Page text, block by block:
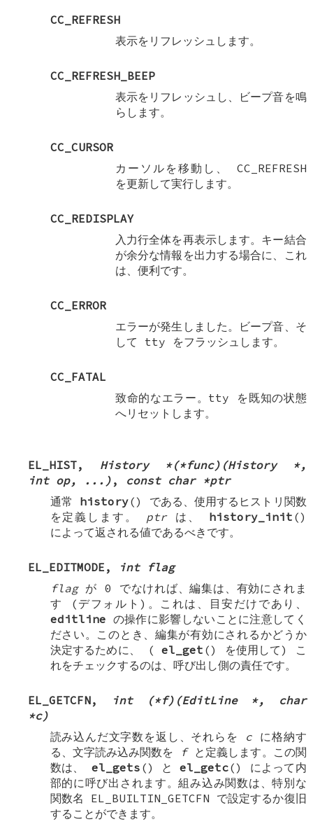
CC_REFRESH
表示をリフレッシュします。
CC_REFRESH_BEEP
表示をリフレッシュし、ビープ音を鳴
らします。
CC_CURSOR
カーソルを移動し、 CC_REFRESH
を更新して実行します。
CC_REDISPLAY
入力行全体を再表示します。キー結合
が余分な情報を出力する場合に、これ
は、便利です。
CC_ERROR
エラーが発生しました。ビープ音、そ
して tty をフラッシュします。
CC_FATAL
致命的なエラー。tty を既知の状態
へリセットします。
EL_HIST, History *(*func)(History *,
int op, ...) , const char *ptr
通常 history() である、使用するヒストリ関数
を定義します。 ptrは、 history_init ()
によって返される値であるべきです。
EL_EDITMODE ,
int flag
flagが 0 でなければ、編集は、有効にされま
す (デフォルト)。これは、目安だけであり、
editline の操作に影響しないことに注意してく
ださい。このとき、編集が有効にされるかどうか
決定するために、 (el_get () を使用して) こ
れをチェックするのは、呼び出し側の責任です。
EL_GETCFN,
int (*f)(EditLine *, char
*c)
読み込んだ文字数を返し、それらを c に格納す
る、文字読み込み関数を
fと定義します。この関
数は、 el_gets () とel_getc() によって内
部的に呼び出されます。組み込み関数は、特別な
関数名 EL_BUILTIN_GETCFN で設定するか復旧
することができます。